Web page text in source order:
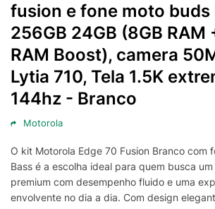
fusion e fone moto buds
256GB 24GB (8GB RAM
RAM Boost), camera
Lytia 710, Tela 1.5K
144hz - Branco
Motorola
O kit Motorola Edge 70 Fusion Branco com
Bass é a escolha ideal para quem busca
premium com desempenho fluido e uma
envolvente no dia a dia. Com design